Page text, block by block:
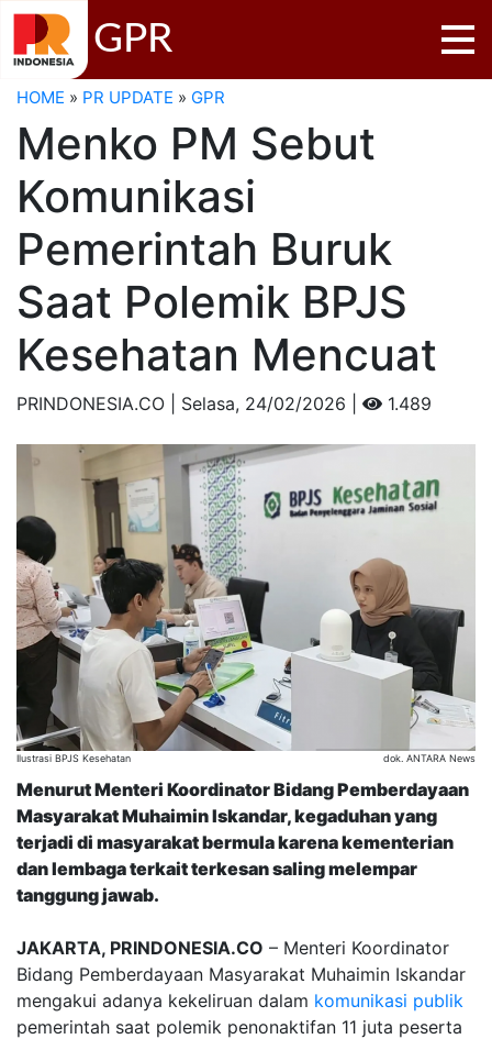
GPR
HOME » PR UPDATE » GPR
Menko PM Sebut
Komunikasi
Pemerintah Buruk
Saat Polemik BPJS
Kesehatan Mencuat
PRINDONESIA.CO | Selasa, 24/02/2026 | 1.489
Ilustrasi BPJS Kesehatan dok. ANTARA News
Menurut Menteri Koordinator Bidang Pemberdayaan
Masyarakat Muhaimin Iskandar, kegaduhan yang
terjadi di masyarakat bermula karena kementerian
dan lembaga terkait terkesan saling melempar
tanggung jawab.
JAKARTA, PRINDONESIA.CO – Menteri Koordinator
Bidang Pemberdayaan Masyarakat Muhaimin Iskandar
mengakui adanya kekeliruan dalam komunikasi publik
pemerintah saat polemik penonaktifan 11 juta peserta